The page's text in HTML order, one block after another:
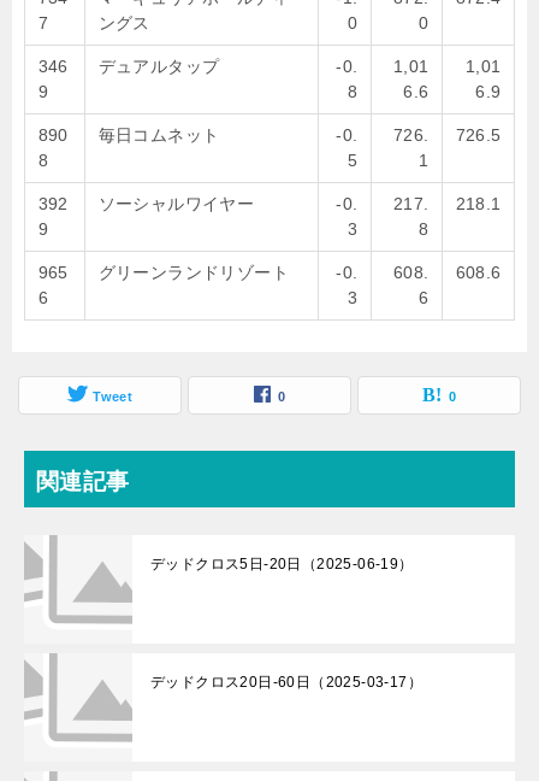
7
ングス
0
0
346
9
デュアルタップ
-0.
8
1,01
6.6
1,01
6.9
890
8
毎日コムネット
-0.
5
726.
1
726.5
392
9
ソーシャルワイヤー
-0.
3
217.
8
218.1
965
6
グリーンランドリゾート
-0.
3
608.
6
608.6
Tweet 0 0
関連記事
デッドクロス5日-20日（2025-06-19）
デッドクロス20日-60日（2025-03-17）